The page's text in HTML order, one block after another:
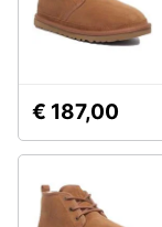
€ 187,00